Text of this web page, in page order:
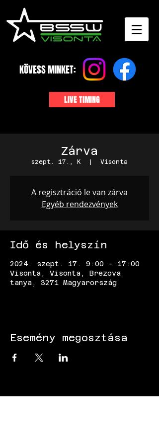
KÖVESS MINKET:
LIVE TIMING
Zárva
szept. 17., K Visonta
A regisztráció le van zárva
Egyéb rendezvények
Idő és helyszín
2024. szept. 17. 9:00 – 17:00
Visonta, Visonta, Brezova
tanya, 3271 Magyarország
Esemény megosztása